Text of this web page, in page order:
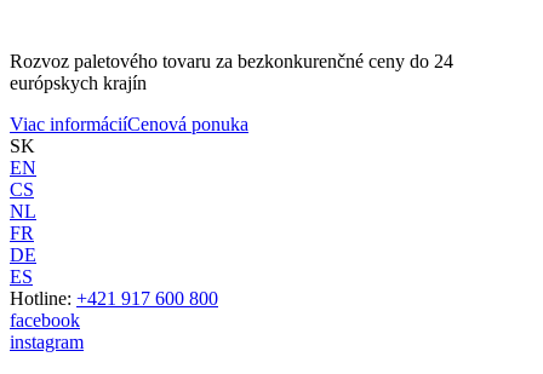
Rozvoz paletového tovaru za bezkonkurenčné ceny do 24
európskych krajín
Viac informáciíCenová ponuka
SK
EN
CS
NL
FR
DE
ES
Hotline: +421 917 600 800
facebook
instagram